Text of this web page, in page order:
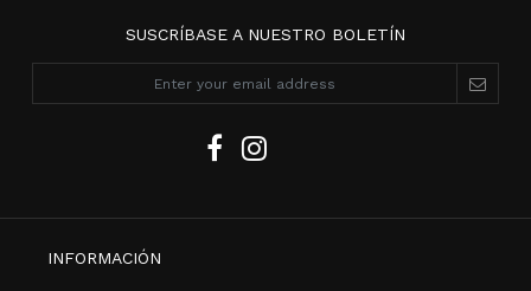
SUSCRÍBASE A NUESTRO BOLETÍN
INFORMACIÓN